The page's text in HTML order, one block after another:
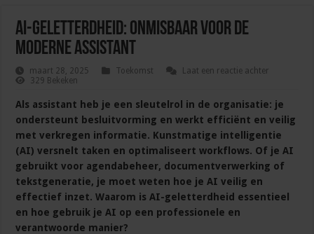
AI-geletterdheid: onmisbaar voor de
moderne assistant
maart 28, 2025 Toekomst
Laat een reactie achter
329 Bekeken
Als assistant heb je een sleutelrol in de organisatie: je
ondersteunt besluitvorming en werkt efficiënt en veilig
met verkregen informatie. Kunstmatige intelligentie
(AI) versnelt taken en optimaliseert workflows. Of je AI
gebruikt voor agendabeheer, documentverwerking of
tekstgeneratie, je moet weten hoe je AI veilig en
effectief inzet. Waarom is AI-geletterdheid essentieel
en hoe gebruik je AI op een professionele en
verantwoorde manier?